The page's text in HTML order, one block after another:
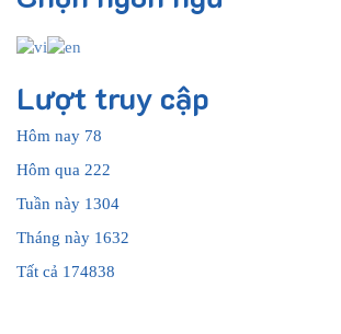
Lượt truy cập
Hôm nay 78
Hôm qua 222
Tuần này 1304
Tháng này 1632
Tất cả 174838